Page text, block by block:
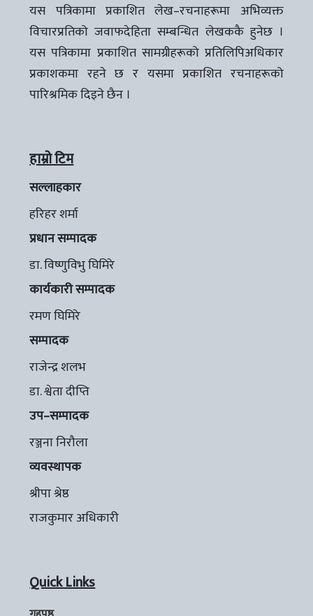
यस पत्रिकामा प्रकाशित लेख–रचनाहरूमा अभिव्यक्त
विचारप्रतिको जवाफदेहिता सम्बन्धित लेखककै हुनेछ ।
यस पत्रिकामा प्रकाशित सामग्रीहरूको प्रतिलिपिअधिकार
प्रकाशकमा रहने छ र यसमा प्रकाशित रचनाहरूको
पारिश्रमिक दिइने छैन ।
हाम्रो टिम
सल्लाहकार
हरिहर शर्मा
प्रधान सम्पादक
डा. विष्णुविभु घिमिरे
कार्यकारी सम्पादक
रमण घिमिरे
सम्पादक
राजेन्द्र शलभ
डा. श्वेता दीप्ति
उप–सम्पादक
रञ्जना निरौला
व्यवस्थापक
श्रीपा श्रेष्ठ
राजकुमार अधिकारी
Quick Links